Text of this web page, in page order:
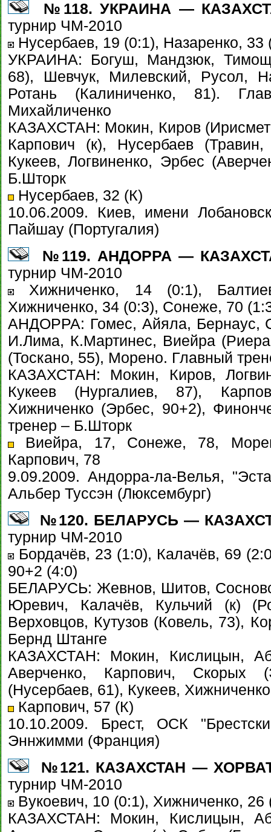
№118. УКРАИНА —
турнир ЧМ-2010
Нусербаев, 19 (0:1), Назаренко, 33
УКРАИНА: Богуш, Мандзюк,
68), Шевчук, Милевский, Русол,
Ротань (Калиниченко, 81).
Михайличенко
КАЗАХСТАН: Мокин, Киров
Карпович (к), Нусербаев
Кукеев, Логвиненко, Эрбес
Б.Шторк
Нусербаев, 32 (К)
10.06.2009. Киев, имени
Пайшау (Португалия)
№119. АНДОРРА —
турнир ЧМ-2010
Хижниченко, 14 (0:1),
Хижниченко, 34 (0:3), Сонеже, 70
АНДОРРА: Гомес, Айяла, Бернаус,
И.Лима, К.Мартинес, Виейра
(Тоскано, 55), Морено. Главный
КАЗАХСТАН: Мокин, Киров,
Кукеев (Нургалиев, 87),
Хижниченко (Эрбес, 90+2),
тренер – Б.Шторк
Виейра, 17, Сонеже, 78,
Карпович, 78
9.09.2009. Андорра-ла-Велья,
Альбер Туссэн (Люксембург)
№120. БЕЛАРУСЬ —
турнир ЧМ-2010
Бордачёв, 23 (1:0), Калачёв, 69
90+2 (4:0)
БЕЛАРУСЬ: Жевнов, Шитов,
Юревич, Калачёв, Кульчий (к)
Верховцов, Кутузов (Ковель, 73),
Бернд Штанге
КАЗАХСТАН: Мокин, Кислицын,
Аверченко, Карпович, Скорых
(Нусербаев, 61), Кукеев,
Карпович, 57 (К)
10.10.2009. Брест, ОСК
Эннжимми (Франция)
№121. КАЗАХСТАН —
турнир ЧМ-2010
Вукоевич, 10 (0:1), Хижниченко,
КАЗАХСТАН: Мокин, Кислицын,